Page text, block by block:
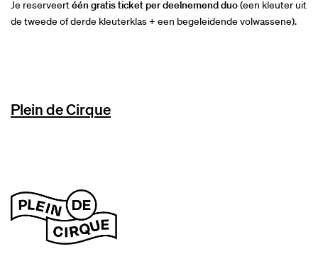
Je reserveertéén gratis ticket per deelnemend duo(een kleuter uit
de tweede of derde kleuterklas + een begeleidende volwassene).
Plein de Cirque